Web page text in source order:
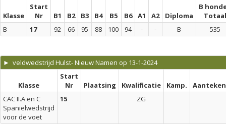
Klasse
Start
Nr
B1 B2 B3 B4 B5 B6 A1 A2 Diploma
B
Totaal
B
17 92 66 95 88 100 94 - - B 535
► veldwedstrijd Hulst- Nieuw Namen op 13-1-2024
Klasse
Start
Nr
Plaatsing Kwalificatie Kamp.
CAC II.A en C
Spanielwedstrijd
voor de voet
15 ZG